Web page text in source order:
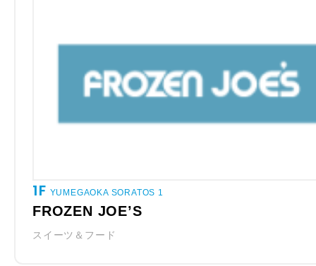
1F YUMEGAOKA SORATOS 1
FROZEN JOE’S
スイーツ＆フード